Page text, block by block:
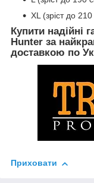
XL (зріст до
Купити надійні
Hunter за
доставкою по
Приховати